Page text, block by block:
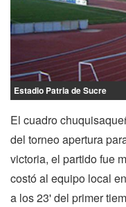
Estadio Patria de Sucre
El cuadro
del torneo apertura
victoria, el partido fue
costó al equipo local
a los 23' del primer